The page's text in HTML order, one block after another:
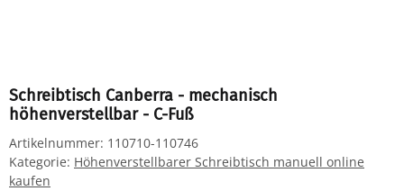
Schreibtisch Canberra - mechanisch
höhenverstellbar - C-Fuß
Artikelnummer: 110710-110746
Kategorie: Höhenverstellbarer Schreibtisch manuell online
kaufen